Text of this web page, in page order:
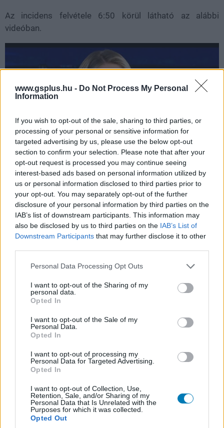
www.gsplus.hu - Do Not Process My Personal
Information
If you wish to opt-out of the sale, sharing to third parties, or
processing of your personal or sensitive information for
targeted advertising by us, please use the below opt-out
section to confirm your selection. Please note that after your
opt-out request is processed you may continue seeing
interest-based ads based on personal information utilized by
us or personal information disclosed to third parties prior to
your opt-out. You may separately opt-out of the further
disclosure of your personal information by third parties on the
IAB’s list of downstream participants. This information may
also be disclosed by us to third parties on the IAB’s List of
Downstream Participants that may further disclose it to other
Please note that this website/app uses one or more Google
not limited to your visit or usage behaviour. You may click to
grant or deny consent to Google and its third-party tags to
use your data for below specified purposes in below Google
consent section.
Personal Data Processing Opt Outs
I want to opt-out of the Sharing of my
personal data.
Opted In
I want to opt-out of the Sale of my
Personal Data.
Opted In
I want to opt-out of processing my
Personal Data for Targeted Advertising.
Opted In
I want to opt-out of Collection, Use,
Retention, Sale, and/or Sharing of my
Personal Data that Is Unrelated with the
Purposes for which it was collected.
Opted Out
Az incidens felvétele 6:50 körül látható az alábbi
videóban.
Nem akarsz lemaradni semmiről?
Rengeteg hír és cikk vár rád, lehet, hogy éppen nem
jön szembe GSO-n vagy a social médiában. Segítünk,
hogy naprakész maradj, kiválogatjuk neked a
legjobbakat,iratkozz fel hírlevelünkre!
Kijelentem, hogy az
megismertem és azt elfogadom.
hangulata – Jön a második forduló! (X)
Július végén folytatódik a balatoni strandröplabda-
sorozat.